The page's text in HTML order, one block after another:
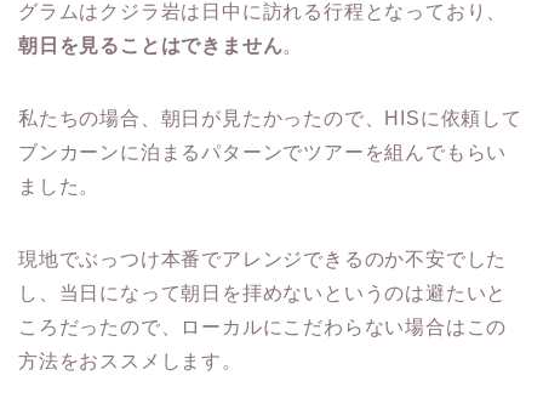
グラムはクジラ岩は日中に訪れる行程となっており、
朝日を見ることはできません。
私たちの場合、朝日が見たかったので、HISに依頼して
ブンカーンに泊まるパターンでツアーを組んでもらい
ました。
現地でぶっつけ本番でアレンジできるのか不安でした
し、当日になって朝日を拝めないというのは避たいと
ころだったので、ローカルにこだわらない場合はこの
方法をおススメします。